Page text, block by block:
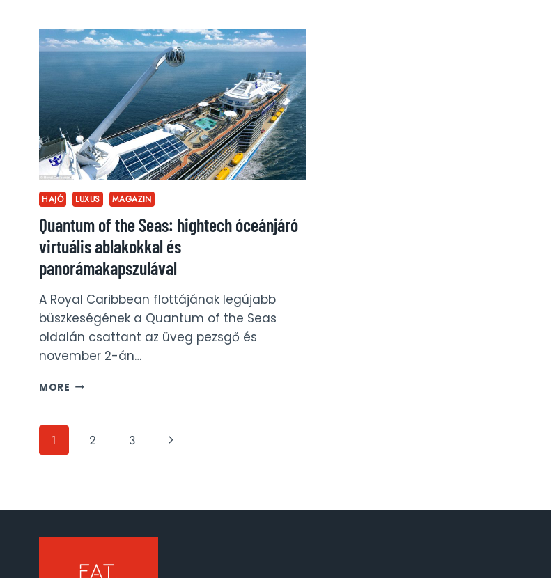
MAGÁNREPÜLŐVEL
HAJÓ LUXUS MAGAZIN
Quantum of the Seas: hightech óceánjáró
virtuális ablakokkal és
panorámakapszulával
A Royal Caribbean flottájának legújabb
büszkeségének a Quantum of the Seas
oldalán csattant az üveg pezsgő és
november 2-án…
MORE QUANTUM
HIGHTECH
Page
1 2 3
Next